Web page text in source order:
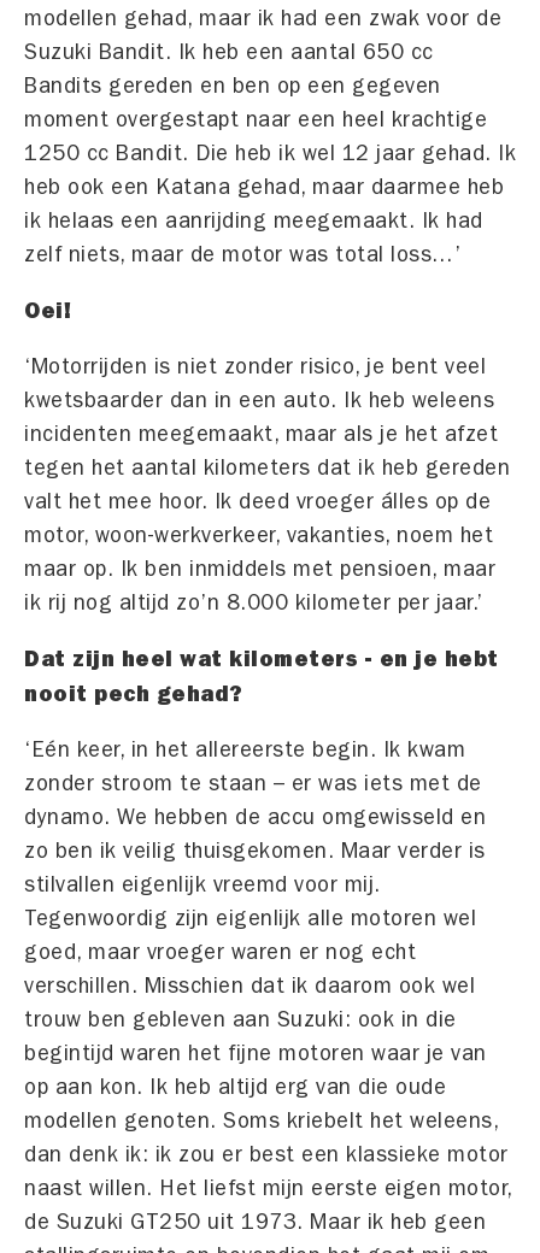
modellen gehad, maar ik had een zwak voor de
Suzuki Bandit. Ik heb een aantal 650 cc
Bandits gereden en ben op een gegeven
moment overgestapt naar een heel krachtige
1250 cc Bandit. Die heb ik wel 12 jaar gehad. Ik
heb ook een Katana gehad, maar daarmee heb
ik helaas een aanrijding meegemaakt. Ik had
zelf niets, maar de motor was total loss…’
Oei!
‘Motorrijden is niet zonder risico, je bent veel
kwetsbaarder dan in een auto. Ik heb weleens
incidenten meegemaakt, maar als je het afzet
tegen het aantal kilometers dat ik heb gereden
valt het mee hoor. Ik deed vroeger álles op de
motor, woon-werkverkeer, vakanties, noem het
maar op. Ik ben inmiddels met pensioen, maar
ik rij nog altijd zo’n 8.000 kilometer per jaar.’
Dat zijn heel wat kilometers - en je hebt
nooit pech gehad?
‘Eén keer, in het allereerste begin. Ik kwam
zonder stroom te staan – er was iets met de
dynamo. We hebben de accu omgewisseld en
zo ben ik veilig thuisgekomen. Maar verder is
stilvallen eigenlijk vreemd voor mij.
Tegenwoordig zijn eigenlijk alle motoren wel
goed, maar vroeger waren er nog echt
verschillen. Misschien dat ik daarom ook wel
trouw ben gebleven aan Suzuki: ook in die
begintijd waren het fijne motoren waar je van
op aan kon. Ik heb altijd erg van die oude
modellen genoten. Soms kriebelt het weleens,
dan denk ik: ik zou er best een klassieke motor
naast willen. Het liefst mijn eerste eigen motor,
de Suzuki GT250 uit 1973. Maar ik heb geen